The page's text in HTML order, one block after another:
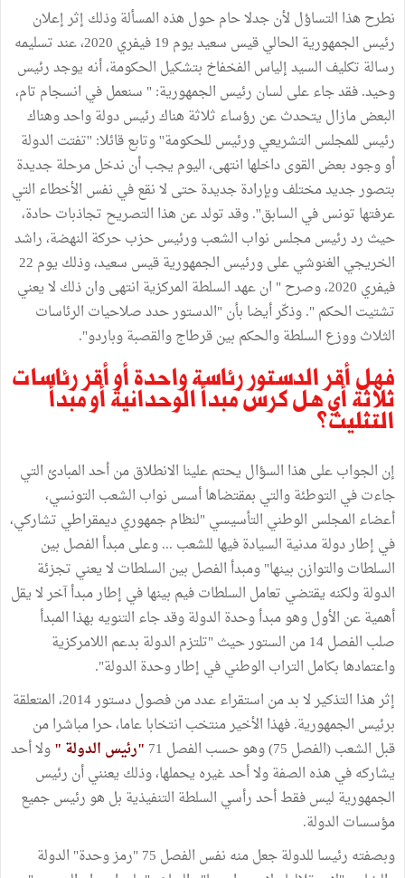
نطرح هذا التساؤل لأن جدلا حام حول هذه المسألة وذلك إثر إعلان
رئيس الجمهورية الحالي قيس سعيد يوم 19 فيفري 2020، عند تسليمه
رسالة تكليف السيد إلياس الفخفاخ بتشكيل الحكومة، أنه يوجد رئيس
وحيد. فقد جاء على لسان رئيس الجمهورية: " سنعمل في انسجام تام،
البعض مازال يتحدث عن رؤساء ثلاثة هناك رئيس دولة واحد وهناك
رئيس للمجلس التشريعي ورئيس للحكومة'' وتابع قائلا: ''تفتت الدولة
أو وجود بعض القوى داخلها انتهى، اليوم يجب أن ندخل مرحلة جديدة
بتصور جديد مختلف وبإرادة جديدة حتى لا نقع في نفس الأخطاء التي
عرفتها تونس في السابق''. وقد تولد عن هذا التصريح تجاذبات حادة،
حيث رد رئيس مجلس نواب الشعب ورئيس حزب حركة النهضة، راشد
الخريجي الغنوشي على ورئيس الجمهورية قيس سعيد، وذلك يوم 22
فيفري 2020، وصرح " ان عهد السلطة المركزية انتهى وان ذلك لا يعني
تشتيت الحكم ". وذكّر أيضا بأن "الدستور حدد صلاحيات الرئاسات
الثلاث ووزع السلطة والحكم بين قرطاج والقصبة وباردو".
فهل أقر الدستور رئاسة واحدة أو أقر رئاسات
ثلاثة أي هل كرس مبدأ الوحدانية أو مبدأ
التثليث؟
إن الجواب على هذا السؤال يحتم علينا الانطلاق من أحد المبادئ التي
جاءت في التوطئة والتي بمقتضاها أسس نواب الشعب التونسي،
أعضاء المجلس الوطني التأسيسي "لنظام جمهوري ديمقراطي تشاركي،
في إطار دولة مدنية السيادة فيها للشعب ... وعلى مبدأ الفصل بين
السلطات والتوازن بينها" ومبدأ الفصل بين السلطات لا يعني تجزئة
الدولة ولكنه يقتضي تعامل السلطات فيم بينها في إطار مبدأ آخر لا يقل
أهمية عن الأول وهو مبدأ وحدة الدولة وقد جاء التنويه بهذا المبدأ
صلب الفصل 14 من الستور حيث "تلتزم الدولة بدعم اللامركزية
واعتمادها بكامل التراب الوطني في إطار وحدة الدولة".
إثر هذا التذكير لا بد من استقراء عدد من فصول دستور 2014، المتعلقة
برئيس الجمهورية. فهذا الأخير منتخب انتخابا عاما، حرا مباشرا من
قبل الشعب (الفصل 75) وهو حسب الفصل 71
"رئيس الدولة "ولا أحد
يشاركه في هذه الصفة ولا أحد غيره يحملها، وذلك يعنني أن رئيس
الجمهورية ليس فقط أحد رأسي السلطة التنفيذية بل هو رئيس جميع
مؤسسات الدولة.
وبصفته رئيسا للدولة جعل منه نفس الفصل 75 "رمز وحدة" الدولة